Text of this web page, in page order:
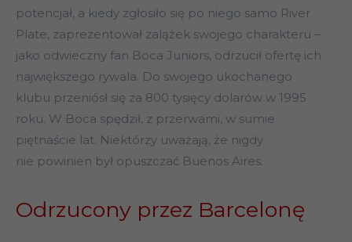
potencjał, a kiedy zgłosiło się po niego samo River
Plate, zaprezentował zalążek swojego charakteru –
jako odwieczny fan Boca Juniors, odrzucił ofertę ich
największego rywala. Do swojego ukochanego
klubu przeniósł się za 800 tysięcy dolarów w 1995
roku. W Boca spędził, z przerwami, w sumie
piętnaście lat. Niektórzy uważają, że nigdy
nie powinien był opuszczać Buenos Aires.
Odrzucony przez Barcelonę